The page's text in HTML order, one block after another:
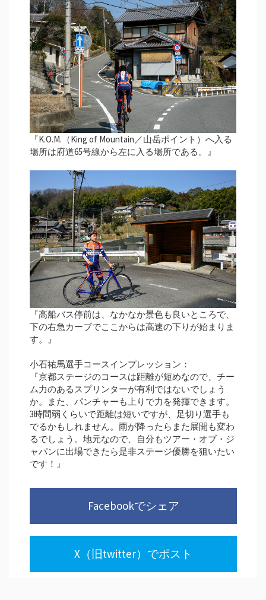
『K.O.M.（King of Mountain／山岳ポイント）へ入る
場所は府道65号線から左に入る場所である。』
『高船バス停前は、なかなか景色も良いところで、
下の右急カーブでここからは高速の下りが始まりま
す。』
小石祐馬選手コースインプレッション：
『京都ステージのコースは距離が短めなので、チー
ム力のあるスプリンターが有利ではないでしょう
か。また、パンチャーも上りで力を発揮できます。
3時間弱くらいで距離は短いですが、足切り選手も
でるかもしれません。雨が降ったらまた展開も変わ
るでしょう。地元なので、自分もツアー・オブ・ジ
ャパンに出場できたら是非ステージ優勝を狙いたい
です！』
Facebookでシェア
X（旧twitter）でポスト